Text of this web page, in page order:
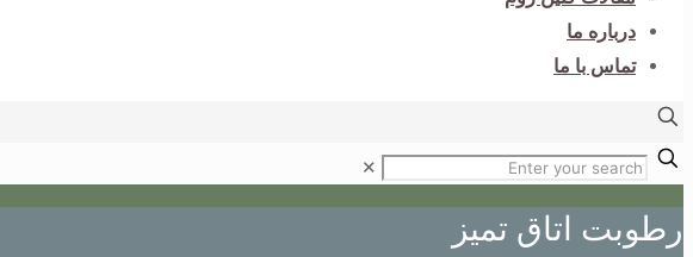
درباره ما
تماس با ما
✕
رطوبت اتاق تمیز